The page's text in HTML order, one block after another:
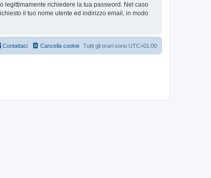
legittimamente richiedere la tua password. Nel caso
il tuo nome utente ed indirizzo email, in modo
Tutti gli orari sono UTC+01:00
Cancella cookie
Contattaci